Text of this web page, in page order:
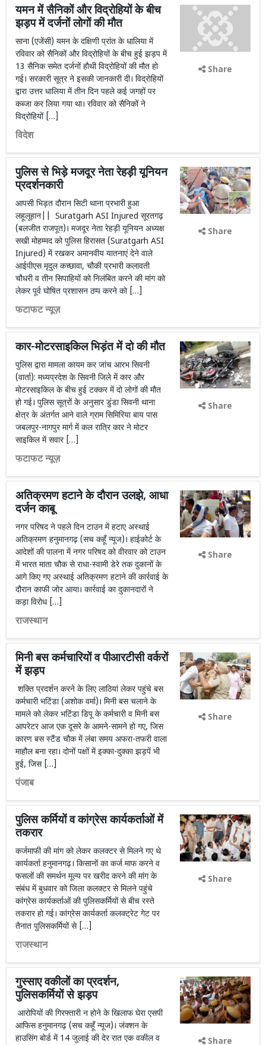
यमन में सैनिकों और विद्रोहियों के बीच
झड़प में दर्जनों लोगों की मौत
साना (एजेंसी) यमन के दक्षिणी प्रांत के धालिया में
रविवार को सैनिकों और विद्रोहियों के बीच हुई झड़प में
13 सैनिक समेत दर्जनों हौथी विद्रोहियों की मौत हो
गई। सरकारी सूत्र ने इसकी जानकारी दी। विद्रोहियों
द्वारा उत्तर धालिया में तीन दिन पहले कई जगहों पर
कब्जा कर लिया गया था। रविवार को सैनिकों ने
विद्रोहियों […]
विदेश
Share
पुलिस से भिड़े मजदूर नेता रेहड़ी यूनियन
प्रदर्शनकारी
आपसी भिड़त दौरान सिटी थाना प्रभारी हुआ
लहूलूहान|| Suratgarh ASI Injured सूरतगढ़
(बलजीत राजपूत)। मजदूर नेता रेहड़ी यूनियन अध्यक्ष
सखी मोहम्मद को पुलिस हिरासत (Suratgarh ASI
Injured) में रखकर अमानवीय यातनाएं देने वाले
आईपीएस मृदुल कच्छावा, चौकी प्रभारी कलावती
चौधरी व तीन सिपाहियों को निलंबित करने की मांग को
लेकर पूर्व घोषित प्रशासन ठप्प करने को […]
फटाफट न्यूज़
Share
कार-मोटरसाइकिल भिड़ंत में दो की मौत
पुलिस द्वारा मामला कायम कर जांच आरभ सिवनी
(वार्ता): मध्यप्रदेश के सिवनी जिले में कार और
मोटरसाइकिल के बीच हुई टक्कर में दो लोगों की मौत
हो गई। पुलिस सूत्रों के अनुसार डुंडा सिवनी थाना
क्षेत्र के अंतर्गत आने वाले ग्राम सिमिरिया बाय पास
जबलपुर-नागपुर मार्ग में कल रात्रि कार ने मोटर
साइकिल में सवार […]
फटाफट न्यूज़
Share
अतिक्रमण हटाने के दौरान उलझे, आधा
दर्जन काबू
नगर परिषद ने पहले दिन टाउन में हटाए अस्थाई
अतिक्रमण हनुमानगढ़ (सच कहूँ न्यूज)। हाईकोर्ट के
आदेशों की पालना में नगर परिषद को वीरवार को टाउन
में भारत माता चौक से राधा-स्वामी डेरे तक दुकानों के
आगे किए गए अस्थाई अतिक्रमण हटाने की कार्रवाई के
दौरान काफी जोर आया। कार्रवाई का दुकानदारों ने
कड़ा विरोध […]
राजस्थान
Share
मिनी बस कर्मचारियों व पीआरटीसी वर्करों
में झड़प
शक्ति प्रदर्शन करने के लिए लाठियां लेकर पहुंचे बस
कर्मचारी भटिंडा (अशोक वर्मा)। मिनी बस चलाने के
मामले को लेकर भटिंडा डिपू के कर्मचारी व मिनी बस
आपरेटर आज एक दूसरे के आमने-सामने हो गए, जिस
कारण बस स्टैंड चौक में लंबा समय अफरा-तफरी वाला
माहौल बना रहा। दोनों पक्षों में इक्का-दुक्का झड़पें भी
हुई, जिस […]
पंजाब
Share
पुलिस कर्मियों व कांग्रेस कार्यकर्ताओं में
तकरार
कर्जमाफी की मांग को लेकर कलक्टर से मिलने गए थे
कार्यकर्ता हनुमानगढ़। किसानों का कर्ज माफ करने व
फसलों की समर्थन मूल्य पर खरीद करने की मांग के
संबंध में बुधवार को जिला कलक्टर से मिलने पहुंचे
कांग्रेस कार्यकर्ताओं की पुलिसकर्मियों से बीच रस्ते
तकरार हो गई। कांग्रेस कार्यकर्ता कलक्ट्रेट गेट पर
तैनात पुलिसकर्मियों से […]
राजस्थान
Share
गुस्साए वकीलों का प्रदर्शन,
पुलिसकर्मियों से झड़प
आरोपियों की गिरफ्तारी न होने के खिलाफ घेरा एसपी
आफिस हनुमानगढ़ (सच कहूँ न्यूज)। जंक्शन के
हाउसिंग बोर्ड में 14 जुलाई की देर रात एक वकील व
Share